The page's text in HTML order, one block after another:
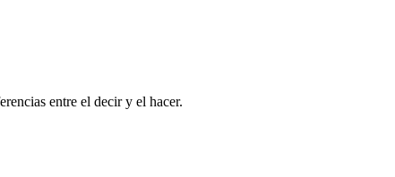
entre el decir y el hacer.